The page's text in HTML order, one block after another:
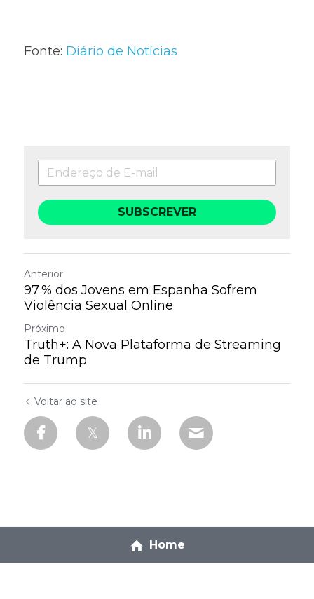
Fonte: Diário de Notícias
SUBSCREVER
Anterior
97 % dos Jovens em Espanha Sofrem
Violência Sexual Online
Próximo
Truth+: A Nova Plataforma de Streaming
de Trump
Voltar ao site
Home